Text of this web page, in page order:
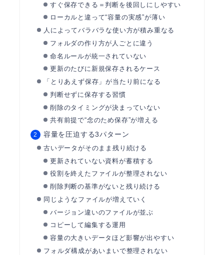
すぐ保存できる＝判断を後回しにしやすい
ローカルと違って“容量の実感”が薄い
人によってバラバラな使い方が積み重なる
フォルダの作り方が人ごとに違う
命名ルールが統一されていない
更新のたびに新規保存されるケース
「とりあえず保存」が当たり前になる
判断せずに保存する習慣
削除のタイミングが決まっていない
共有前提で“念のため保存”が増える
容量を圧迫する3パターン
古いデータがそのまま残り続ける
更新されていない資料が蓄積する
役割を終えたファイルが整理されない
削除判断の基準がないと残り続ける
同じようなファイルが増えていく
バージョン違いのファイルが並ぶ
コピーして編集する運用
容量の大きいデータほど影響が出やすい
フォルダ構成があいまいで整理されない